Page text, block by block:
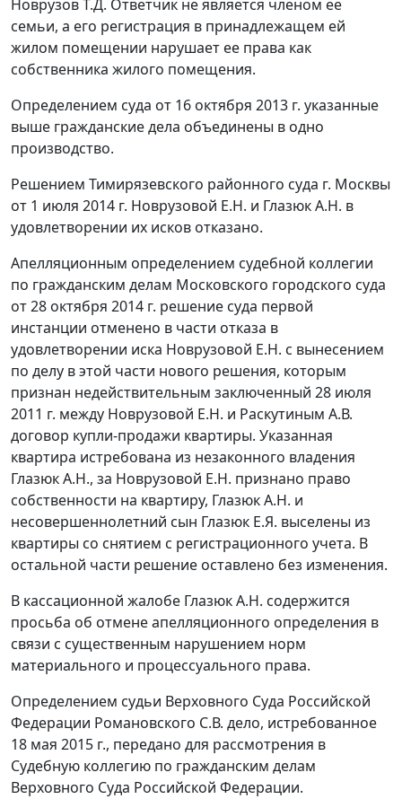
Новрузов Т.Д. Ответчик не является членом ее
семьи, а его регистрация в принадлежащем ей
жилом помещении нарушает ее права как
собственника жилого помещения.
Определением суда от 16 октября 2013 г. указанные
выше гражданские дела объединены в одно
производство.
Решением Тимирязевского районного суда г. Москвы
от 1 июля 2014 г. Новрузовой Е.Н. и Глазюк А.Н. в
удовлетворении их исков отказано.
Апелляционным определением судебной коллегии
по гражданским делам Московского городского суда
от 28 октября 2014 г. решение суда первой
инстанции отменено в части отказа в
удовлетворении иска Новрузовой Е.Н. с вынесением
по делу в этой части нового решения, которым
признан недействительным заключенный 28 июля
2011 г. между Новрузовой Е.Н. и Раскутиным А.В.
договор купли-продажи квартиры. Указанная
квартира истребована из незаконного владения
Глазюк А.Н., за Новрузовой Е.Н. признано право
собственности на квартиру, Глазюк А.Н. и
несовершеннолетний сын Глазюк Е.Я. выселены из
квартиры со снятием с регистрационного учета. В
остальной части решение оставлено без изменения.
В кассационной жалобе Глазюк А.Н. содержится
просьба об отменеапелляционного определения в
связи с существенным нарушением норм
материального и процессуального права.
Определением судьи Верховного Суда Российской
Федерации Романовского С.В. дело, истребованное
18 мая 2015 г., передано для рассмотрения в
Судебную коллегию по гражданским делам
Верховного Суда Российской Федерации.